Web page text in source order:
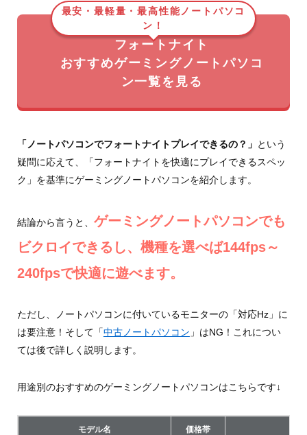
最安・最軽量・最高性能ノートパソコ
ン！
フォートナイト
おすすめゲーミングノートパソコ
ン一覧を見る
「ノートパソコンでフォートナイトプレイできるの？」 という
疑問に応えて、「フォートナイトを快適にプレイできるスペッ
ク」を基準にゲーミングノートパソコンを紹介します。
結論から言うと、 ゲーミングノートパソコンでも
ビクロイできるし、機種を選べば144fps～
240fpsで快適に遊べます。
ただし、ノートパソコンに付いているモニターの「対応Hz」に
は要注意！そして「中古ノートパソコン 」はNG！これについ
ては後で詳しく説明します。
用途別のおすすめのゲーミングノートパソコンはこちらです↓
モデル名 価格帯